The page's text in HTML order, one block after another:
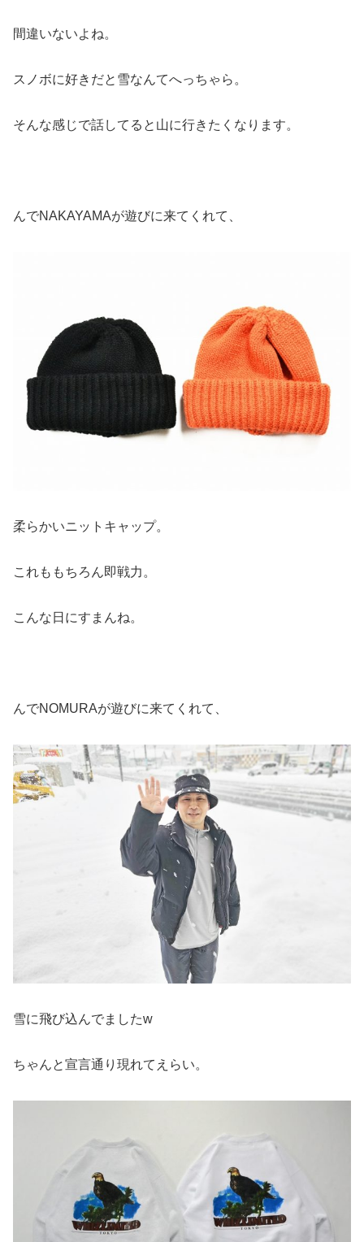
間違いないよね。
スノボに好きだと雪なんてへっちゃら。
そんな感じで話してると山に行きたくなります。
んでNAKAYAMAが遊びに来てくれて、
柔らかいニットキャップ。
これももちろん即戦力。
こんな日にすまんね。
んでNOMURAが遊びに来てくれて、
雪に飛び込んでましたw
ちゃんと宣言通り現れてえらい。